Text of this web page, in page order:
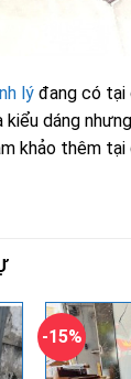
lý đang có tại
kiểu dáng
khảo thêm tại
-15%